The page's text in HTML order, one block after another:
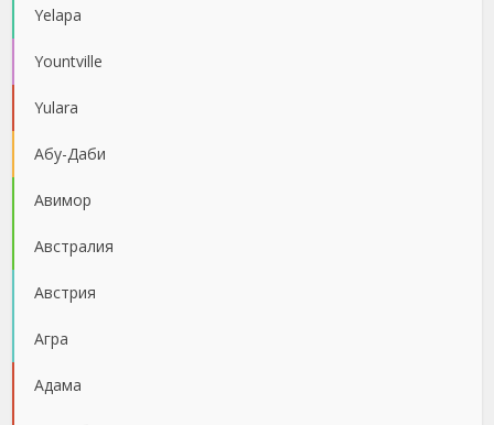
Yelapa
Yountville
Yulara
Абу-Даби
Авимор
Австралия
Австрия
Агра
Адама